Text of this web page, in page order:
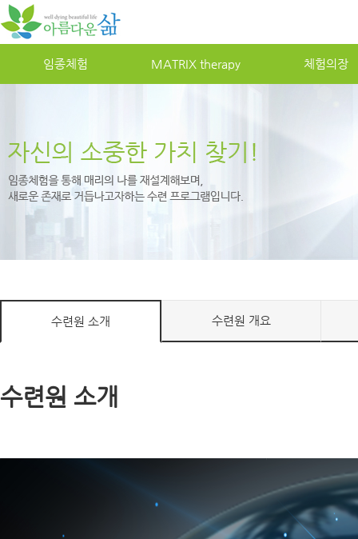
임종체험 MATRIXtherapy 체험의장
수련원소개 수련원개요
수련원소개